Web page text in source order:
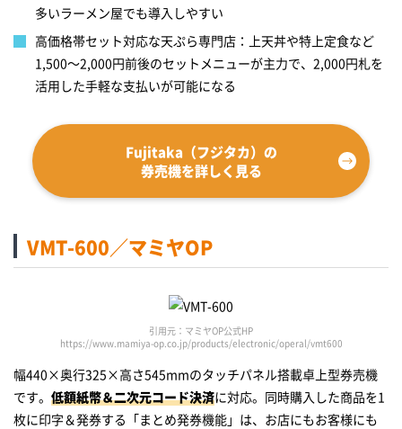
多いラーメン屋でも導入しやすい
高価格帯セット対応な天ぷら専門店：上天丼や特上定食など
1,500～2,000円前後のセットメニューが主力で、2,000円札を
活用した手軽な支払いが可能になる
Fujitaka（フジタカ）の
券売機を詳しく見る
VMT-600／マミヤOP
引用元：マミヤOP公式HP
https://www.mamiya-op.co.jp/products/electronic/operal/vmt600
幅440×奥行325×高さ545mmのタッチパネル搭載卓上型券売機
です。 低額紙幣＆二次元コード決済に対応。同時購入した商品を1
枚に印字＆発券する「まとめ発券機能」は、お店にもお客様にも